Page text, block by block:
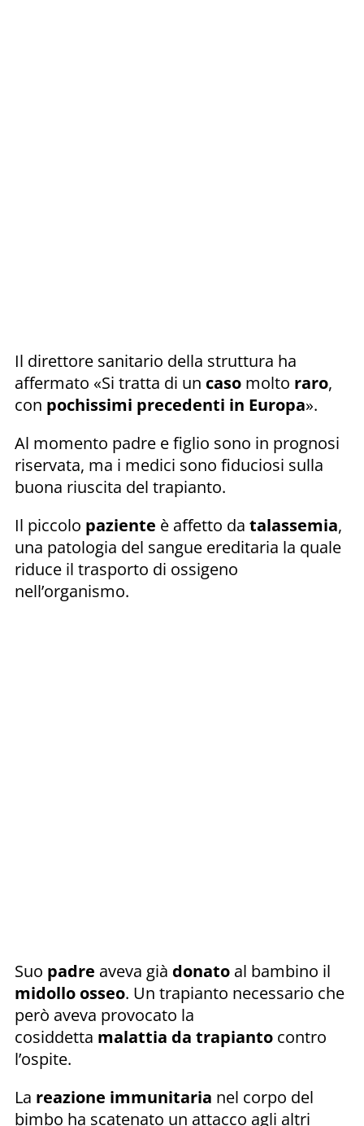
Il direttore sanitario della struttura ha
affermato «Si tratta di un caso molto raro,
con pochissimi precedenti in Europa».
Al momento padre e figlio sono in prognosi
riservata, ma i medici sono fiduciosi sulla
buona riuscita del trapianto.
Il piccolo paziente è affetto da talassemia,
una patologia del sangue ereditaria la quale
riduce il trasporto di ossigeno
nell’organismo.
Suo padre aveva già donato al bambino il
midollo osseo. Un trapianto necessario che
però aveva provocato la
cosiddetta malattia da trapianto contro
l’ospite.
La reazione immunitaria nel corpo del
bimbo ha scatenato un attacco agli altri